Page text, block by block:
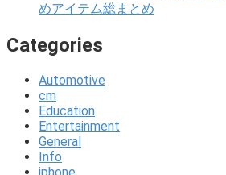
めアイテム総まとめ
Categories
Automotive
cm
Education
Entertainment
General
Info